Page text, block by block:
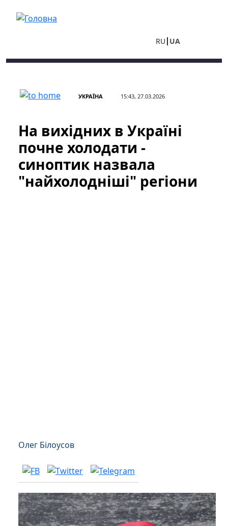
RU UA
УКРАЇНА 15:43, 27.03.2026
На вихідних в Україні
почне холодати -
синоптик назвала
"найхолодніші" регіони
Олег Білоусов